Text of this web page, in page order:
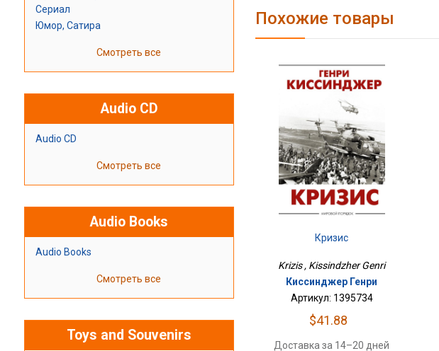
Сериал
Юмор, Сатира
Смотреть все
Audio CD
Audio CD
Смотреть все
Audio Books
Audio Books
Смотреть все
Toys and Souvenirs
Похожие товары
Кризис
Krizis , Kissindzher Genri
Киссинджер Генри
Артикул: 1395734
$41.88
Доставка за 14–20 дней